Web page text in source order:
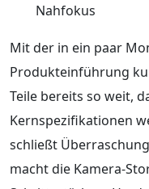
Nahfokus
Mit der in ein paar
Produkteinführung
Teile bereits so weit,
Kernspezifikationen
schließt
macht die Kamera-